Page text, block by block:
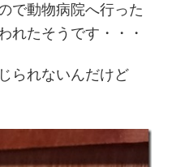
で動物病院へ行った
れたそうです・・・
られないんだけど